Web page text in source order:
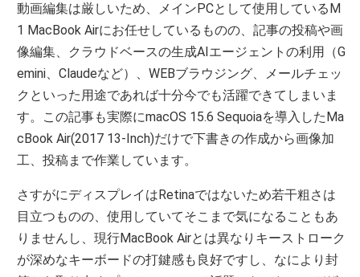
動画編集は厳しいため、メインPCとして使用しているM
1 MacBook Airにお任せしているものの、記事の投稿や画
像編集、クラウドベースの生成AIエージェントの利用（G
emini、Claudeなど）、WEBブラウジング、メールチェッ
クといった用途であれば十分今でも活躍できてしまいま
す。この記事も実際にmacOS 15.6 Sequoiaを導入したMa
cBook Air(2017 13-Inch)だけで下書きの作成から画像加
工、投稿まで作業しています。
さすがにディスプレイはRetinaではないため若干粗さは
目立つものの、使用していてそこまで気になることもあ
りませんし、現行MacBook Airとは異なりキーストローク
が深めなキーボードの打鍵感も良好ですし、なにより封